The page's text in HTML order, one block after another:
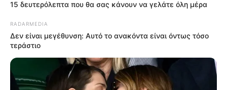
15 δευτερόλεπτα που θα σας κάνουν να γελάτε όλη μέρα
RADARMEDIA
Δεν είναι μεγέθυνση: Αυτό το ανακόντα είναι όντως τόσο
τεράστιο